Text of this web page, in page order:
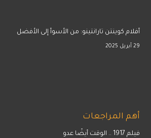
أفلام كوينتن تارانتينو: من الأسوأ إلى الأفضل
29 أبريل 2025
أهم المراجعات
فيلم 1917 .. الوقت أيضًا عدو